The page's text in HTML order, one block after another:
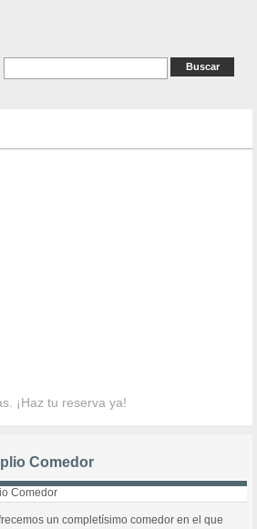
¡Haz tu reserva ya!
Comedor
un completísimo comedor en el que